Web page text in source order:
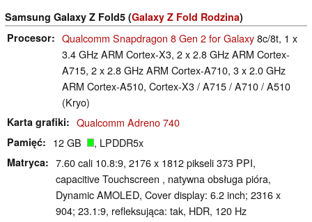
Samsung Galaxy Z Fold5 (Galaxy Z Fold Rodzina)
Procesor
Qualcomm Snapdragon 8 Gen 2 for Galaxy8c/8t, 1 x
3.4 GHz ARM Cortex-X3, 2 x 2.8 GHz ARM Cortex-
A715, 2 x 2.8 GHz ARM Cortex-A710, 3 x 2.0 GHz
ARM Cortex-A510, Cortex-X3 / A715 / A710 / A510
(Kryo)
Karta grafiki Qualcomm Adreno 740
Pamięć 12 GB , LPDDR5x
Matryca
7.60 cali 10.8:9, 2176 x 1812 pikseli 373 PPI,
capacitive Touchscreen , natywna obsługa pióra,
Dynamic AMOLED, Cover display: 6.2 inch; 2316 x
904; 23.1:9, refleksująca: tak, HDR, 120 Hz